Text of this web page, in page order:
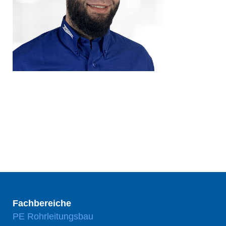
Fachbereiche
PE Rohrleitungsbau